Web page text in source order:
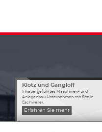
Klotz und Gangloff
Inhabergeführtes Maschinen- und
Anlagenbau Unternehmen mit Sitz in
Eschweiler.
Erfahren Sie mehr